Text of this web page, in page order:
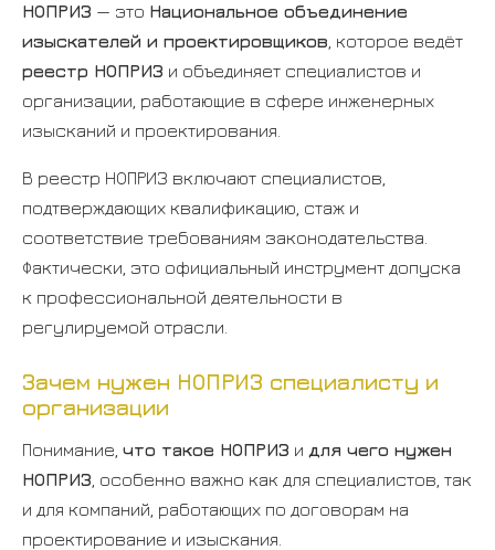
НОПРИЗ — это Национальное объединение
изыскателей и проектировщиков , которое ведёт
реестр НОПРИЗ и объединяет специалистов и
организации, работающие в сфере инженерных
изысканий и проектирования.
В реестр НОПРИЗ включают специалистов,
подтверждающих квалификацию, стаж и
соответствие требованиям законодательства.
Фактически, это официальный инструмент допуска
к профессиональной деятельности в
регулируемой отрасли.
Зачем нужен НОПРИЗ специалисту и
организации
Понимание, что такое НОПРИЗ и для чего нужен
НОПРИЗ , особенно важно как для специалистов, так
и для компаний, работающих по договорам на
проектирование и изыскания.